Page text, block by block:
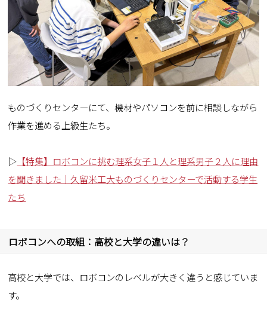
ものづくりセンターにて、機材やパソコンを前に相談しながら
作業を進める上級生たち。
▷ 【特集】ロボコンに挑む理系女子１人と理系男子２人に理由
を聞きました｜久留米工大ものづくりセンターで活動する学生
たち
ロボコンへの取組：高校と大学の違いは？
高校と大学では、ロボコンのレベルが大きく違うと感じていま
す。